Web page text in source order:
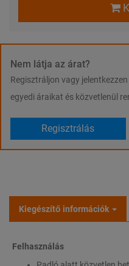
Nem látja az árat?
Regisztráljon vagy
egyedi áraikat és közvetlenül
Regisztrálás
Kiegészítő információk
Felhasználás